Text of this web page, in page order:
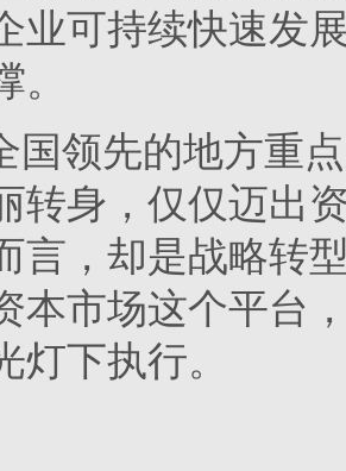
业可持续快速发
。
国领先的地方重
转身，仅仅迈出
言，却是战略
本市场这个平台
灯下执行。